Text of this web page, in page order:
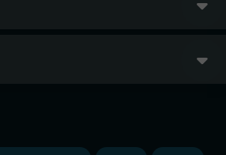
M. ELETTRICO